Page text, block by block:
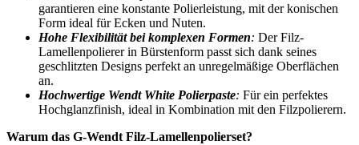
garantieren eine konstante Polierleistung, mit der konischen
Form ideal für Ecken und Nuten.
Hohe Flexibilität bei komplexen Formen: Der Filz-
Lamellenpolierer in Bürstenform passt sich dank seines
geschlitzten Designs perfekt an unregelmäßige Oberflächen
an.
Hochwertige Wendt White Polierpaste: Für ein perfektes
Hochglanzfinish, ideal in Kombination mit den Filzpolierern.
Warum das G-Wendt Filz-Lamellenpolierset?